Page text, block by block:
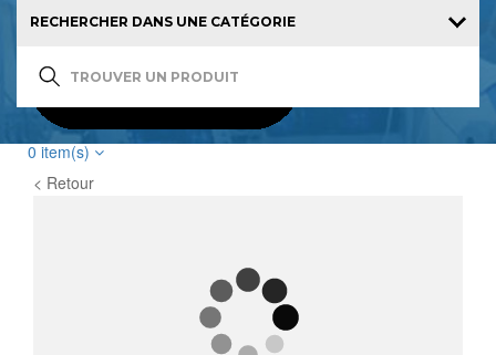
0 item(s)
< Retour